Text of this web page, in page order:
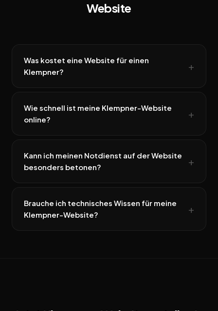
Website
Was kostet eine Website für einen
Klempner?
Wie schnell ist meine Klempner-Website
online?
Kann ich meinen Notdienst auf der Website
besonders betonen?
Brauche ich technisches Wissen für meine
Klempner-Website?